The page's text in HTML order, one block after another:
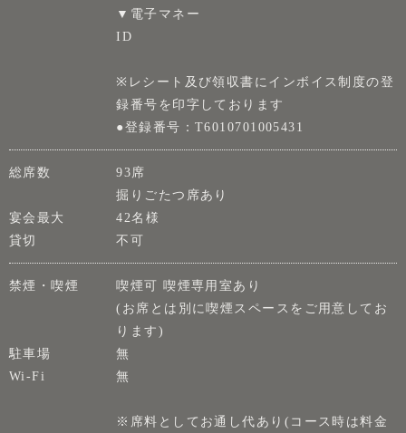
▼電子マネー
ID
※レシート及び領収書にインボイス制度の登
録番号を印字しております
●登録番号：T6010701005431
総席数
93席
掘りごたつ席あり
宴会最大
42名様
貸切
不可
禁煙・喫煙
喫煙可 喫煙専用室あり
(お席とは別に喫煙スペースをご用意してお
ります)
駐車場
無
Wi-Fi
無
※席料としてお通し代あり(コース時は料金